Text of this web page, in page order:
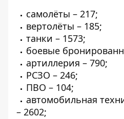
самолёты – 217;
вертолёты – 185;
танки – 1573;
боевые
артиллерия – 790;
РСЗО – 246;
ПВО – 104;
автомобильная
– 2602;